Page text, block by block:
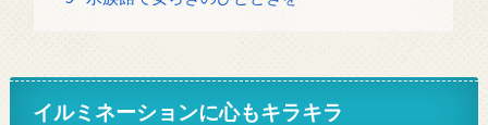
イルミネーションに心もキラキラ